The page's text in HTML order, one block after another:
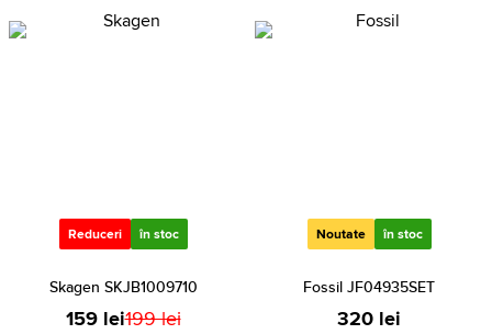
Reduceri în stoc
Skagen SKJB1009710
159 lei199 lei
Noutate în stoc
Fossil JF04935SET
320 lei